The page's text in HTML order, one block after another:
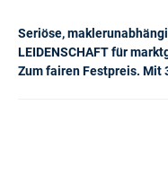
Seriöse,
LEIDENSCHAFT für
Zum fairen Festpreis. Mit